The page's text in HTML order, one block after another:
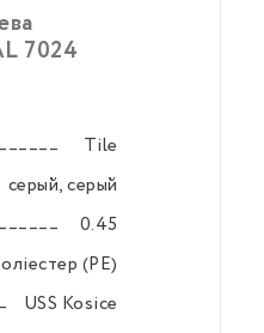
7024
Tile
серый, серый
0.45
(PE)
USS Kosice